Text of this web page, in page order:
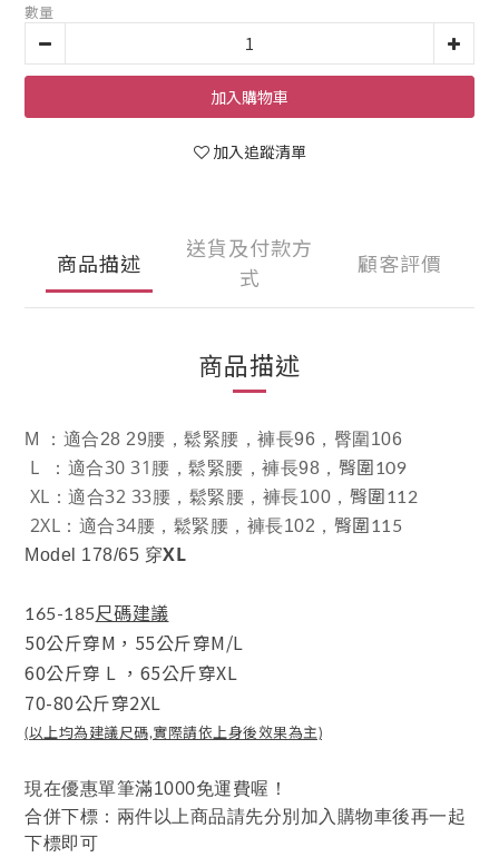
數量
加入購物車
加入追蹤清單
商品描述
送貨及付款方
式
顧客評價
商品描述
M ：適合28 29腰， 鬆緊腰， 褲長96，臀圍106
L ：適合30 31腰 ， 鬆緊腰 ， 褲長98， 臀圍109
XL：適合32 33腰 ， 鬆緊腰 ， 褲長100， 臀圍112
2XL：適合34腰 ， 鬆緊腰 ， 褲長102， 臀圍115
Model 178/65 穿XL
165-185尺碼建議
50公斤穿M， 55公斤穿M/L
60公斤穿 L ， 65公斤穿XL
70-80公斤穿2XL
(以上均為建議尺碼,實際請依上身後效果為主)
現在優惠單筆滿1000免運費喔！
合併下標：兩件以上商品請先分別加入購物車後再一起
下標即可